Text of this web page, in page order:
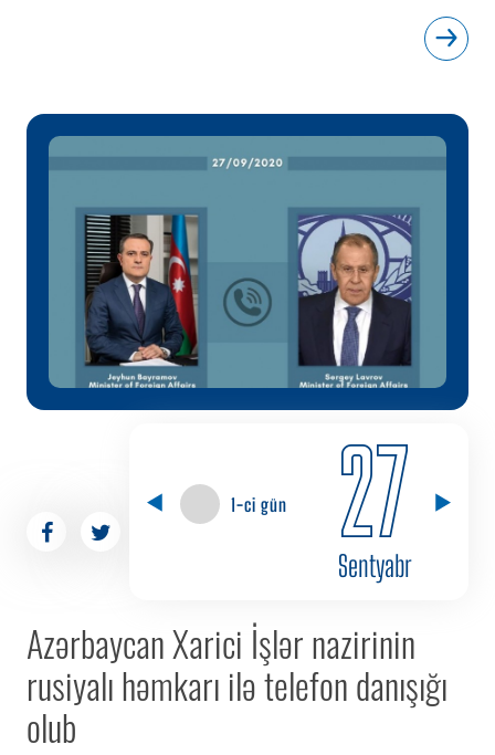
1-ci gün 27
Sentyabr
Azərbaycan Xarici İşlər nazirinin
rusiyalı həmkarı ilə telefon danışığı
olub